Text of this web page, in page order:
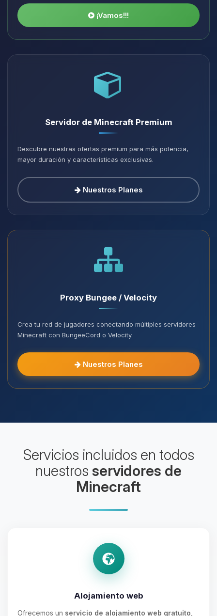
¡Vamos!!!
Servidor de Minecraft Premium
Descubre nuestras ofertas premium para más potencia,
mayor duración y características exclusivas.
Nuestros Planes
Proxy Bungee / Velocity
Crea tu red de jugadores conectando múltiples servidores
Minecraft con BungeeCord o Velocity.
Nuestros Planes
Servicios incluidos en todos
nuestros servidores de
Minecraft
Alojamiento web
Ofrecemos un servicio de alojamiento web gratuito